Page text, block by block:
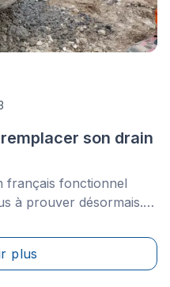
son drain
français fonctionnel
à prouver désormais.
fondations soient
peuvent mettre
plus